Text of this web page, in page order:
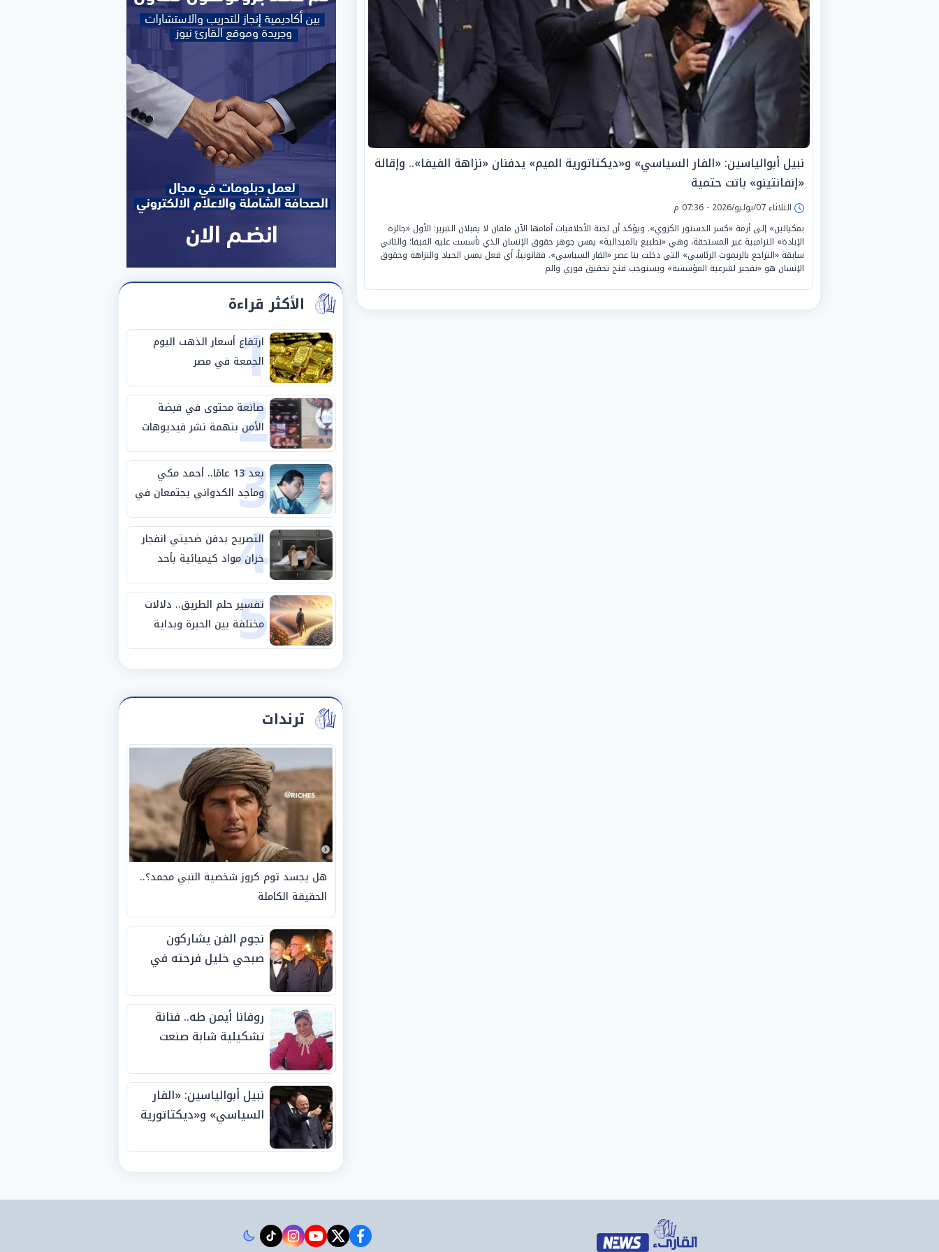
نبيل أبوالياسين: «الفار السياسي» و«ديكتاتورية الميم» يدفنان «نزاهة الفيفا».. وإقالة
«إنفانتينو» باتت حتمية
الثلاثاء 07/يوليو/2026 - 07:36 م
بمكيالين» إلى أزمة «كسر الدستور الكروي». ويؤكد أن لجنة الأخلاقيات أمامها الآن ملفان لا يقبلان التبرير: الأول «جائزة
الإبادة» الترامبية غير المستحقة، وهي «تطبيع بالميدالية» يمس جوهر حقوق الإنسان الذي تأسست عليه الفيفا؛ والثاني
سابقة «التراجع بالريموت الرئاسي» التي دخلت بنا عصر «الفار السياسي». فقانونياً، أي فعل يمس الحياد والنزاهة وحقوق
الإنسان هو «تفجير لشرعية المؤسسة» ويستوجب فتح تحقيق فوري والم
الأكثر قراءة
1
ارتفاع أسعار الذهب اليوم
الجمعة في مصر
2
صانعة محتوى في قبضة
الأمن بتهمة نشر فيديوهات
خادشة للحياء
3 بعد 13 عامًا.. أحمد مكي
وماجد الكدواني يجتمعان في
«فرصة سعيدة»
4
التصريح بدفن ضحيتي انفجار
خزان مواد كيميائية بأحد
مصانع الفيوم
5
تفسير حلم الطريق.. دلالات
مختلفة بين الحيرة وبداية
مرحلة جديدة
ترندات
هل يجسد توم كروز شخصية النبي محمد؟..
الحقيقة الكاملة
نجوم الفن يشاركون
صبحي خليل فرحته في
روفانا أيمن طه.. فنانة
تشكيلية شابة صنعت
الجوائز منذ الصغر
نبيل أبوالياسين: «الفار
السياسي» و«ديكتاتورية
الفيفا».. وإقالة
facebook
twitter
youtube
instagram
tiktok